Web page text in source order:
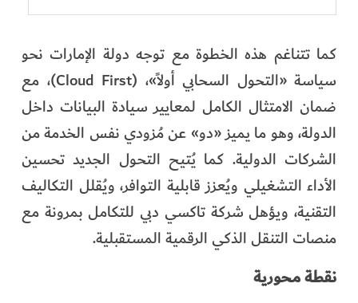
كما تتناغم هذه الخطوة مع توجه دولة الإمارات نحو
سياسة «التحول السحابي أولاً»، (Cloud First)، مع
ضمان الامتثال الكامل لمعايير سيادة البيانات داخل
الدولة، وهو ما يميز «دو» عن مُزودي نفس الخدمة من
الشركات الدولية. كما يُتيح التحول الجديد تحسين
الأداء التشغيلي ويُعزز قابلية التوافر، ويُقلل التكاليف
التقنية، ويؤهل شركة تاكسي دبي للتكامل بمرونة مع
منصات التنقل الذكي الرقمية المستقبلية.
نقطة محورية